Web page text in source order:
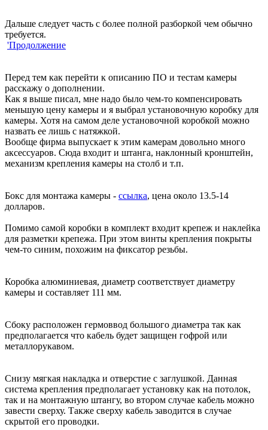
Дальше следует часть с более полной разборкой чем обычно
требуется.
'Продолжение
Перед тем как перейти к описанию ПО и тестам камеры
расскажу о дополнении.
Как я выше писал, мне надо было чем-то компенсировать
меньшую цену камеры и я выбрал установочную коробку для
камеры. Хотя на самом деле установочной коробкой можно
назвать ее лишь с натяжкой.
Вообще фирма выпускает к этим камерам довольно много
аксессуаров. Сюда входит и штанга, наклонный кронштейн,
механизм крепления камеры на столб и т.п.
Бокс для монтажа камеры - ссылка, цена около 13.5-14
долларов.
Помимо самой коробки в комплект входит крепеж и наклейка
для разметки крепежа. При этом винты крепления покрыты
чем-то синим, похожим на фиксатор резьбы.
Коробка алюминиевая, диаметр соответствует диаметру
камеры и составляет 111 мм.
Сбоку расположен гермоввод большого диаметра так как
предполагается что кабель будет защищен гофрой или
металлорукавом.
Снизу мягкая накладка и отверстие с заглушкой. Данная
система крепления предполагает установку как на потолок,
так и на монтажную штангу, во втором случае кабель можно
завести сверху. Также сверху кабель заводится в случае
скрытой его проводки.